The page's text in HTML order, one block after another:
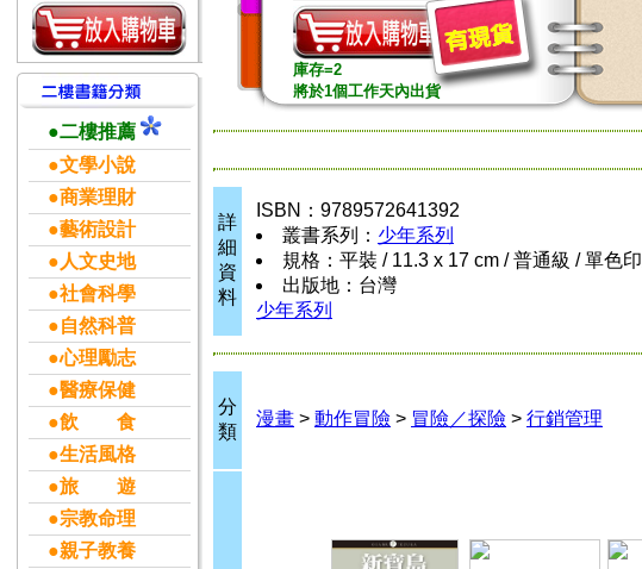
●二樓推薦
●文學小說
●商業理財
●藝術設計
●人文史地
●社會科學
●自然科普
●心理勵志
●醫療保健
●飲 食
●生活風格
●旅 遊
●宗教命理
●親子教養
庫存=2
將於1個工作天內出貨
詳
細
資
料
ISBN：9789572641392
叢書系列： 少年系列
規格：平裝 / 11.3 x 17 cm / 普通級 / 單色
出版地：台灣
少年系列
分
類
漫畫 > 動作冒險 > 冒險／探險 > 行銷管理